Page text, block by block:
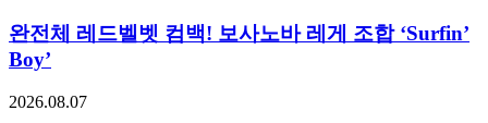
완전체 레드벨벳 컴백! 보사노바 레게 조합 ‘Surfin’
Boy’
2026.08.07